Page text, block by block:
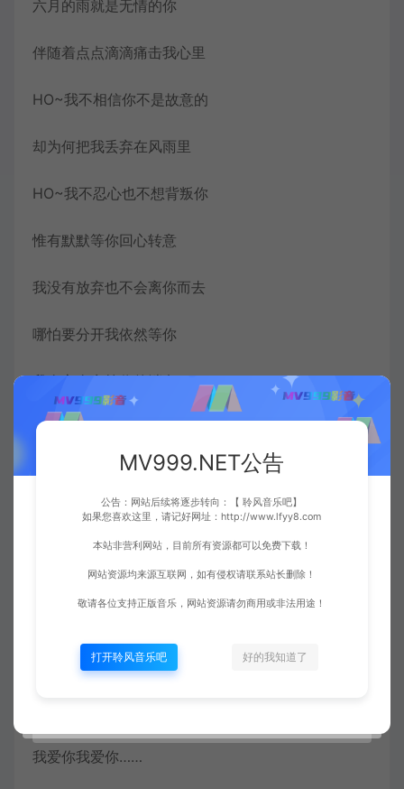
六月的雨就是无情的你
伴随着点点滴滴痛击我心里
HO~我不相信你不是故意的
却为何把我丢弃在风雨里
HO~我不忍心也不想背叛你
惟有默默等你回心转意
我没有放弃也不会离你而去
哪怕要分开我依然等你
我全心全意等你的消息
终会有一天你会相信我
我爱你
一场雨想念你
在我的心中都不可比拟
已经消失在风雨里
我爱你我爱你……
MV999.NET公告
公告：网站后续将逐步转向：【 聆风音乐吧】
如果您喜欢这里，请记好网址：http://www.lfyy8.com
本站非营利网站，目前所有资源都可以免费下载！
网站资源均来源互联网，如有侵权请联系站长删除！
敬请各位支持正版音乐，网站资源请勿商用或非法用途！
打开聆风音乐吧 好的我知道了